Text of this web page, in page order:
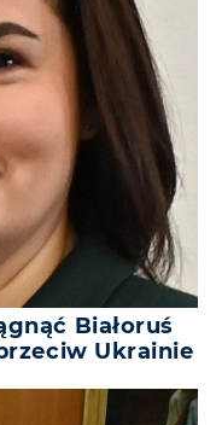
Białoruś
Ukrainie